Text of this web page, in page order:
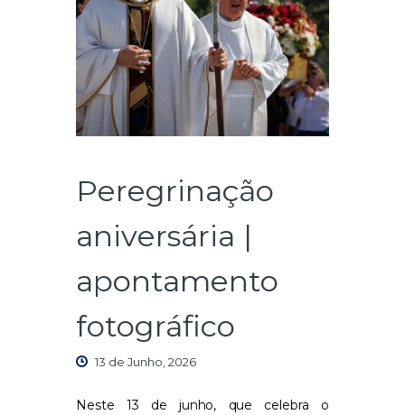
SENTIR COM A IGREJA
CONTACTOS
Peregrinação
aniversária |
apontamento
fotográfico
13 de Junho, 2026
Neste 13 de junho, que celebra o